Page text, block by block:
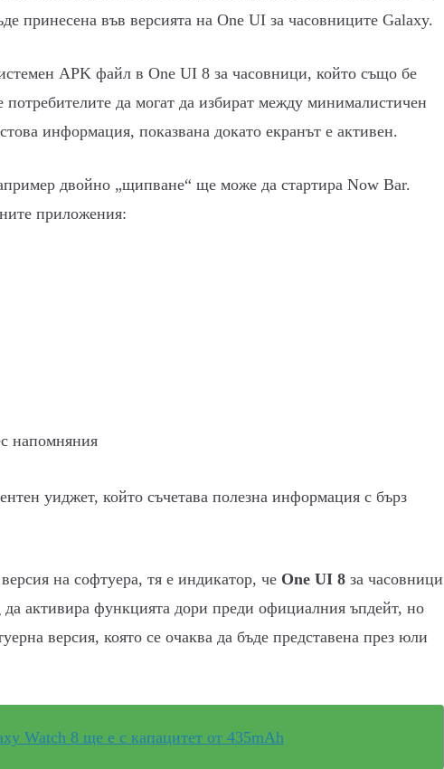
принесена във версията на One UI за часовниците Galaxy.
APK файл в One UI 8 за часовници, който също бе
да могат да избират между минималистичен
информация, показвана докато екранът е активен.
двойно „щипване“ ще може да стартира Now Bar.
приложения:
напомняния
уиджет, който съчетава полезна информация с бърз
на софтуера, тя е индикатор, че One UI 8 за часовници
активира функцията дори преди официалния ъпдейт, но
версия, която се очаква да бъде представена през юли
Watch 8 ще е с капацитет от 435mAh